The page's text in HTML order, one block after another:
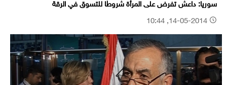
سوريا: داعش تفرض على المرأة شروطا للتسوق في الرقة